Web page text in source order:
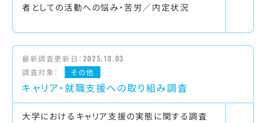
者としての活動への悩み・苦労／内定状況
最新調査更新日： 2025.10.03
調査対象：
その他
キャリア・就職支援への取り組み調査
大学におけるキャリア支援の実態に関する調査